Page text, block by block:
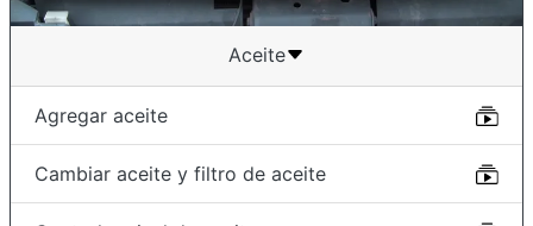
Aceite
Agregar aceite
Cambiar aceite y filtro de aceite